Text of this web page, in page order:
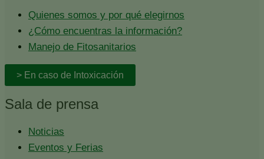
Quienes somos y por qué elegirnos
¿Cómo encuentras la información?
Manejo de Fitosanitarios
> En caso de Intoxicación
Sala de prensa
Noticias
Eventos y Ferias